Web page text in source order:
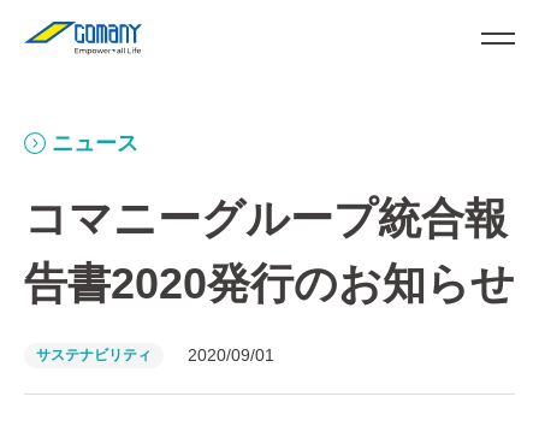
ニュース
コマニーグループ統合報
告書2020発行のお知らせ
サステナビリティ 2020/09/01